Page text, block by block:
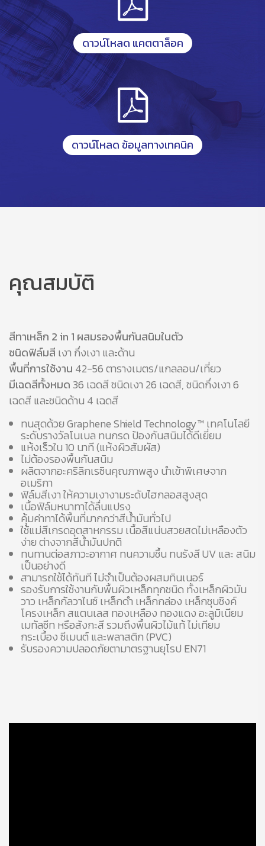
ดาวน์โหลด แคตตาล็อค
ดาวน์โหลด ข้อมูลทางเทคนิค
คุณสมบัติ
สีทาเหล็ก 2 in 1 ผสมรองพื้นกันสนิมในตัว
ชนิดฟิล์มสี เงา กึ่งเงา และด้าน
พื้นที่การใช้งาน 42-56 ตารางเมตร/แกลลอน/เที่ยว
มีเฉดสีทั้งหมด 36 เฉดสี ชนิดเงา 26 เฉดสี, ชนิดกึ่งเงา 6
เฉดสี และชนิดด้าน 4 เฉดสี
ทนสุดด้วย Graphene Shield Technology™ เทคโนโลยี
ระดับรางวัลโนเบล ทนกรด ป้องกันสนิมได้ดีเยี่ยม
แห้งเร็วใน 10 นาที (แห้งผิวสัมผัส)
ไม่ต้องรองพื้นกันสนิม
ผลิตจากอะคริลิกเรซินคุณภาพสูง นำเข้าพิเศษจาก
อเมริกา
ฟิล์มสีเงา ให้ความเงางามระดับไฮกลอสสูงสุด
เนื้อฟิล์มหนาทาได้ลื่นแปรง
คุ้มค่าทาได้พื้นที่มากกว่าสีน้ำมันทั่วไป
ใช้แม่สีเกรดอุตสาหกรรม เนื้อสีแน่นสวยสดไม่เหลืองตัว
ง่าย ต่างจากสีน้ำมันปกติ
ทนทานต่อสภาวะอากาศ ทนความชื้น ทนรังสี UV และ สนิม
เป็นอย่างดี
สามารถใช้ได้ทันที ไม่จำเป็นต้องผสมทินเนอร์
รองรับการใช้งานกับพื้นผิวเหล็กทุกชนิด ทั้งเหล็กผิวมัน
วาว เหล็กกัลวาไนซ์ เหล็กดำ เหล็กกล่อง เหล็กชุบซิงค์
โครงเหล็ก สแตนเลส ทองเหลือง ทองแดง อะลูมิเนียม
เมทัลชีท หรือสังกะสี รวมถึงพื้นผิวไม้แท้ ไม่เทียม
กระเบื้อง ซีเมนต์ และพลาสติก (PVC)
รับรองความปลอดภัยตามาตรฐานยุโรป EN71